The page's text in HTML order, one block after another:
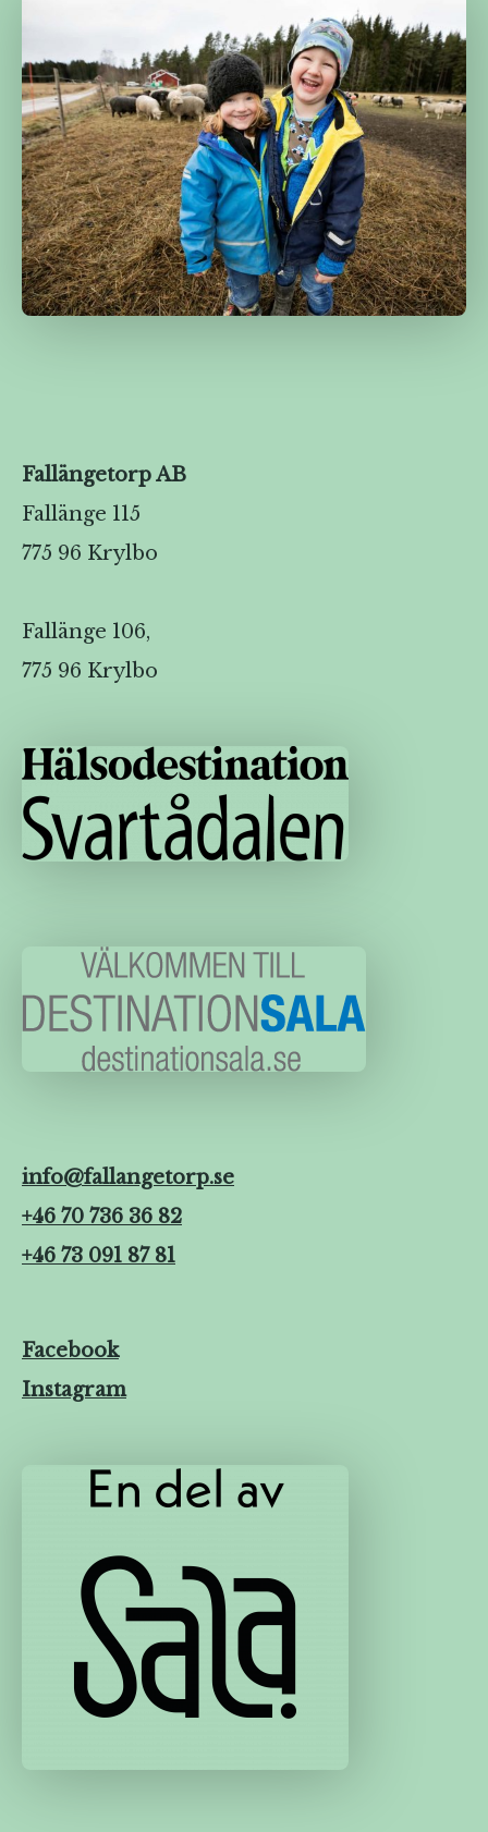
Fallängetorp AB
Fallänge 115
775 96 Krylbo
Fallänge 106,
775 96 Krylbo
info@fallangetorp.se
+46 70 736 36 82
+46 73 091 87 81
Facebook
Instagram